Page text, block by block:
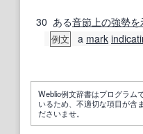
30 ある音節 上の強勢を
例文 a mark
Weblio例文辞書はプログラム
いるため、不適切な項目が含
ださいませ。